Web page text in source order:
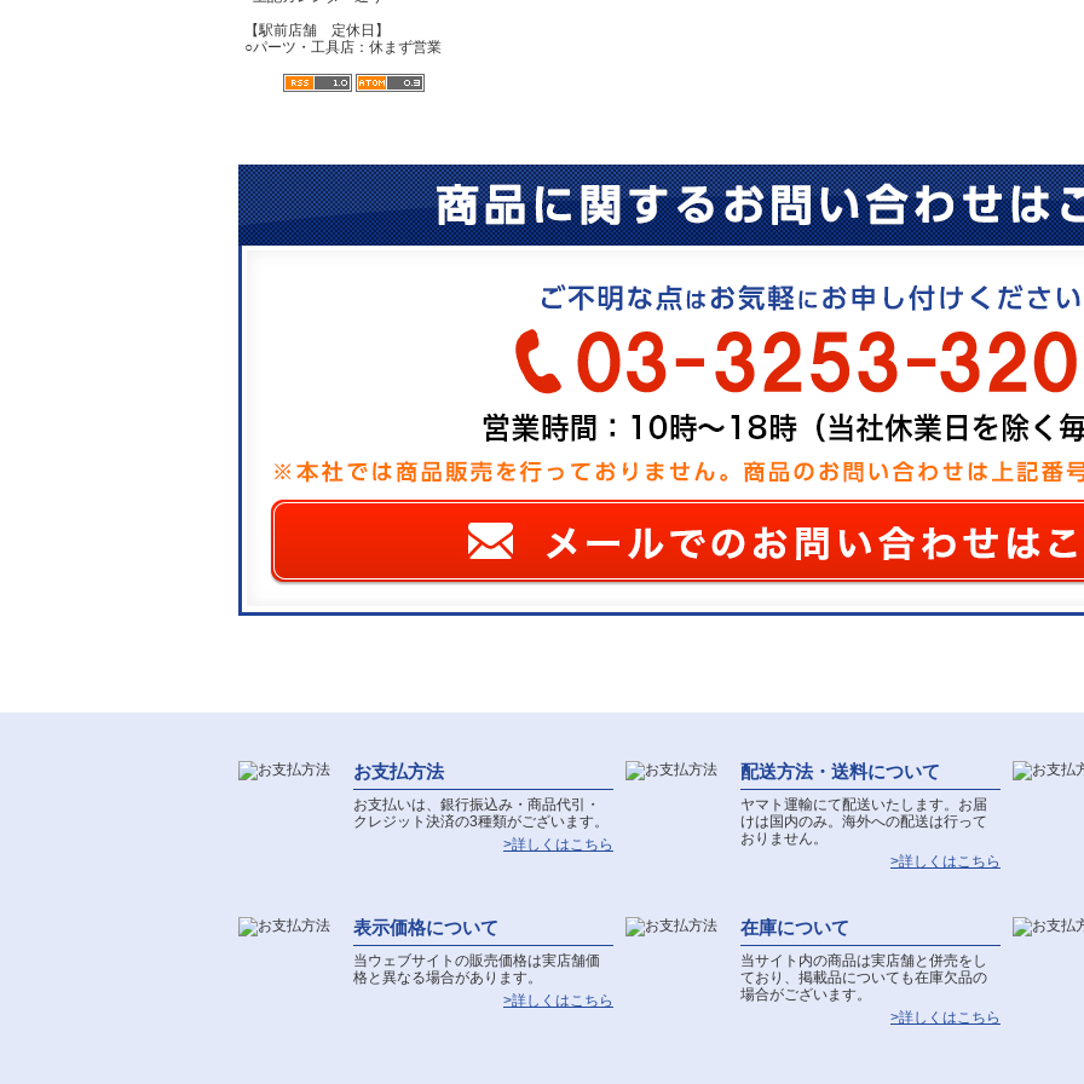
【駅前店舗 定休日】
○パーツ・工具店：休まず営業
お支払方法
お支払いは、銀行振込み・商品代引・
クレジット決済の3種類がございます。
>詳しくはこちら
配送方法・送料について
ヤマト運輸にて配送いたします。お届
けは国内のみ。海外への配送は行って
おりません。
>詳しくはこちら
表示価格について
当ウェブサイトの販売価格は実店舗価
格と異なる場合があります。
>詳しくはこちら
在庫について
当サイト内の商品は実店舗と併売をし
ており、掲載品についても在庫欠品の
場合がございます。
>詳しくはこちら